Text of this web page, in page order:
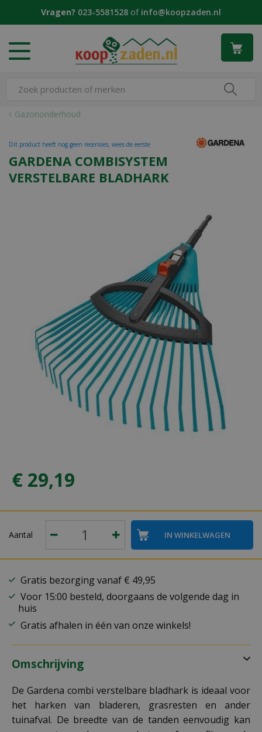
Gazononderhoud
Vragen? 023-5581528 of info@koopzaden.nl
GARDENA COMBISYSTEM
VERSTELBARE BLADHARK
Dit product heeft nog geen recensies, wees de eerste
€ 29,19
Aantal
Gratis bezorging vanaf € 49,95
Voor 15:00 besteld, doorgaans de volgende dag in
huis
Gratis afhalen in één van onze winkels!
Omschrijving
De Gardena combi verstelbare bladhark is ideaal voor
het harken van bladeren, grasresten en ander
tuinafval. De breedte van de tanden eenvoudig kan